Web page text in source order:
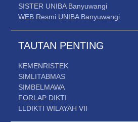
SISTER UNIBA Banyuwangi
WEB Resmi UNIBA Banyuwangi
TAUTAN PENTING
KEMENRISTEK
SIMLITABMAS
SIMBELMAWA
FORLAP DIKTI
LLDIKTI WILAYAH VII